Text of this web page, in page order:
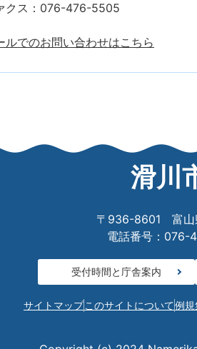
クス：076-476-5505
ルでのお問い合わせはこちら
滑川
〒936-8601 富山
電話番号：076-
受付時間と庁舎案内
サイトマップこのサイトについて例規